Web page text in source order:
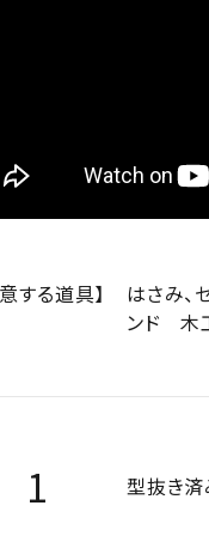
する道具】
はさみ、
ンド 木
型抜き済